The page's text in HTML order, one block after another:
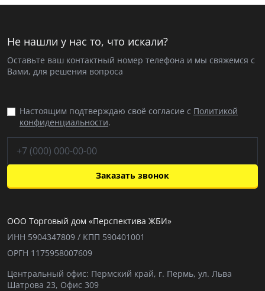
Не нашли у нас то, что искали?
Оставьте ваш контактный номер телефона и мы свяжемся с
Вами, для решения вопроса
Настоящим подтверждаю своё согласие с Политикой
конфиденциальности.
Заказать звонок
ООО Торговый дом «Перспектива ЖБИ»
ИНН 5904347809 / КПП 590401001
ОРГН 1175958007609
Центральный офис: Пермский край, г. Пермь, ул. Льва
Шатрова 23, Офис 309